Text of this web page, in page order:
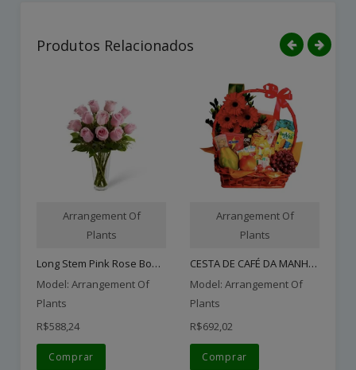
Produtos Relacionados
Arrangement Of
Plants
Long Stem Pink Rose Bouqu..
Model: Arrangement Of
Plants
R$588,24
Comprar
Arrangement Of
Plants
CESTA DE CAFÉ DA MANHÃ LU..
Model: Arrangement Of
Plants
R$692,02
Comprar